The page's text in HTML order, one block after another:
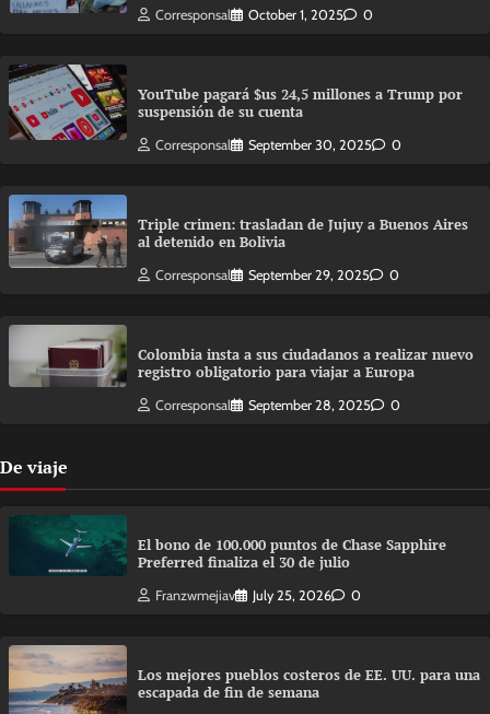
Corresponsal October 1, 2025 0
YouTube pagará $us 24,5 millones a Trump por
suspensión de su cuenta
Corresponsal September 30, 2025 0
Triple crimen: trasladan de Jujuy a Buenos Aires
al detenido en Bolivia
Corresponsal September 29, 2025 0
Colombia insta a sus ciudadanos a realizar nuevo
registro obligatorio para viajar a Europa
Corresponsal September 28, 2025 0
De viaje
El bono de 100.000 puntos de Chase Sapphire
Preferred finaliza el 30 de julio
Franzwmejiav July 25, 2026 0
Los mejores pueblos costeros de EE. UU. para una
escapada de fin de semana